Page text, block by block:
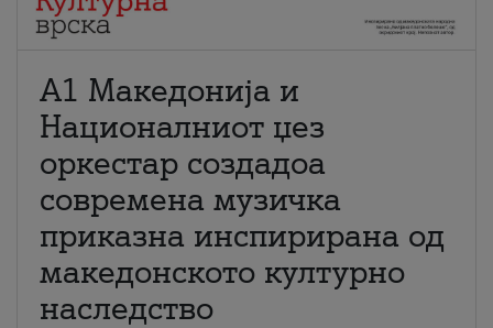
А1 Македонија и
Националниот џез
оркестар создадоа
современа музичка
приказна инспирирана од
македонското културно
наследство